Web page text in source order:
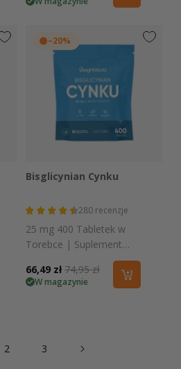
regularna
–20%
Bisglicynian Cynku
280 recenzje
25 mg 400 Tabletek w
Torebce | Suplement
wegański, bez glutenu i
GMO
Cena
promocyjna
66,49 zł Cena
regularna
74,95 zł
W magazynie
2 3